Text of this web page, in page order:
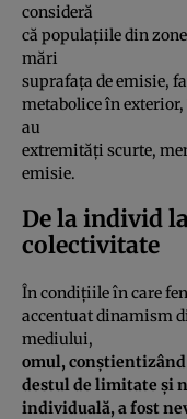
consideră
că populaţiile din
mări
suprafaţa de emisie,
metabolice în
au
extremităţi scurte,
emisie.
De la individ
colectivitate
În condiţiile în care
accentuat dinamism
mediului,
omul,
destul de limitate şi
individuală, a fost